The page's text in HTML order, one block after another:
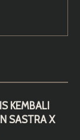
KEMBALI
SASTRA X